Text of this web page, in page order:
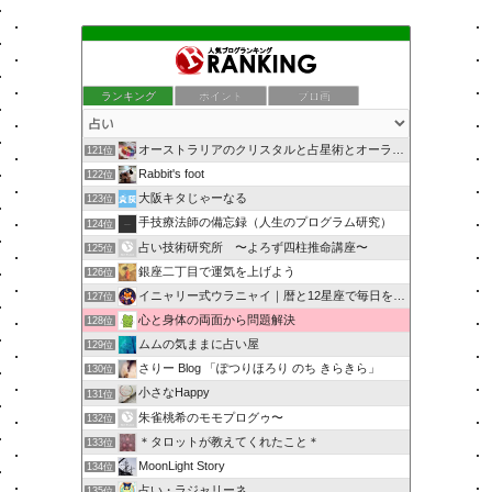
ランキング ポイント ブロ画
121位 オーストラリアのクリスタルと占星術とオーラソーマのショップ
122位 Rabbit's foot
123位 大阪キタじゃーなる
124位 手技療法師の備忘録（人生のプログラム研究）
125位 占い技術研究所 〜よろず四柱推命講座〜
126位 銀座二丁目で運気を上げよう
127位 イニャリー式ウラニャイ｜暦と12星座で毎日を開運ニャン
128位 心と身体の両面から問題解決
129位 ムムの気ままに占い屋
130位 さりー Blog 「ぽつりほろり のち きらきら」
131位 小さなHappy
132位 朱雀桃希のモモプログゥ〜
133位 ＊タロットが教えてくれたこと＊
134位 MoonLight Story